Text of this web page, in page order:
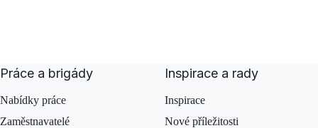
Práce a brigády
Nabídky práce
Zaměstnavatelé
Inspirace a rady
Inspirace
Nové příležitosti